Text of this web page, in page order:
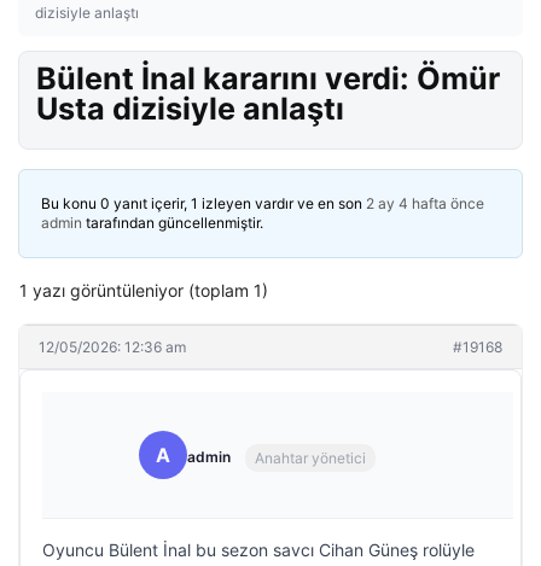
dizisiyle anlaştı
Bülent İnal kararını verdi: Ömür
Usta dizisiyle anlaştı
Bu konu 0 yanıt içerir, 1 izleyen vardır ve en son 2 ay 4 hafta önce
admin tarafından güncellenmiştir.
1 yazı görüntüleniyor (toplam 1)
12/05/2026: 12:36 am #19168
A admin Anahtar yönetici
Oyuncu Bülent İnal bu sezon savcı Cihan Güneş rolüyle